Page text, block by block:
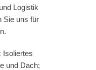
Logistik
Sie uns für
Isoliertes
und Dach;